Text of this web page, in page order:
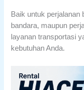
Baik untuk perjalanan
bandara, maupun
layanan transportasi
kebutuhan Anda.